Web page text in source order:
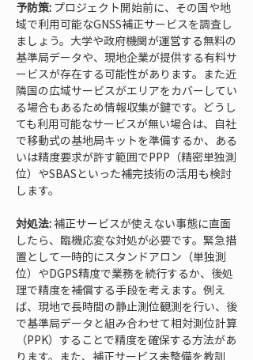
予防策: プロジェクト開始前に、その国や地
域で利用可能なGNSS補正サービスを調査し
ましょう。大学や政府機関が運営する無料の
基準局データや、現地企業が提供する有料サ
ービスが存在する可能性があります。また近
隣国の広域サービスがエリアをカバーしてい
る場合もあるため情報収集が鍵です。どうし
ても利用可能なサービスが無い場合は、自社
で移動式の基地局キットを準備するか、ある
いは精度要求が許す範囲でPPP（精密単独測
位）やSBASといった補完技術の活用も検討
します。
対処法: 補正サービスが使えない事態に直面
したら、臨機応変な対処が必要です。緊急措
置として一時的にスタンドアロン（単独測
位）やDGPS精度で業務を続行するか、後処
理で精度を補償する手段を考えます。例え
ば、現地で長時間の静止測位観測を行い、後
で基準局データと組み合わせて相対測位計算
（PPK）することで精度を確保する方法があ
ります。また、補正サービス未整備を教訓